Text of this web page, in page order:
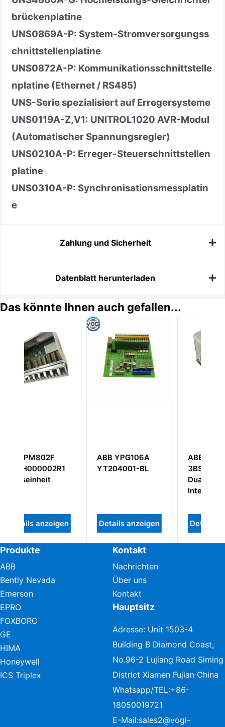
brückenplatine
UNS0869A-P: System-Stromversorgungss
chnittstellenplatine
UNS0872A-P: Kommunikationsschnittstelle
nplatine (Ethernet / RS485)
UNS-Serie spezialisiert auf Erregersysteme
UNS0119A-Z,V1: UNITROL1020 AVR-Modul
(Automatischer Spannungsregler)
UNS0210A-P: Erreger-Steuerschnittstellen
platine
UNS0310A-P: Synchronisationsmessplatin
e
Zahlung und Sicherheit
Datenblatt herunterladen
Das könnte Ihnen auch gefallen...
ABB YPG106A
YT204001-BL
Details anzeigen
ABB CI853K01
3BSE018103R1
Dual RS232-C
Interface Module
Details anzeigen
Produkte
ABB
Bently Nevada
Emerson
EPRO
FOXBORO
GE
HIMA
Honeywell
ICS Triplex
Kontakt
Nachrichten
Über uns
Kontakt
Hauptsitz
Adresse: Unit 1503-4
Building B Diamond Coast,
No.96-2 Lujiang Road Siming
District Xiamen Fujian China
Whatsapp/TEL:+86-
18050019721
E-Mail:sales2@vogi-